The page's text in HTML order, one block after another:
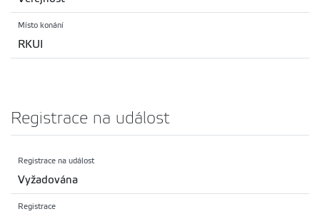
Místo konání
RKUI
Registrace na událost
Registrace na událost
Vyžadována
Registrace